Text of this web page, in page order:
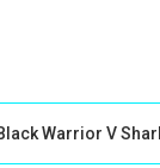
Warrior V